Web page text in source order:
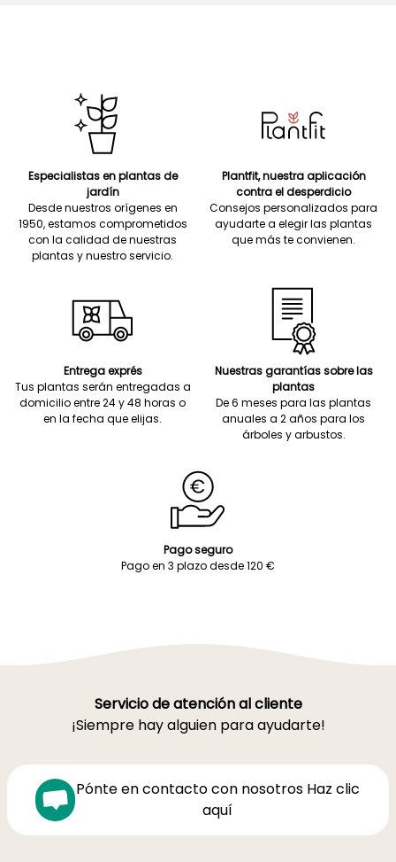
Especialistas en plantas de
jardín
Desde nuestros orígenes en
1950, estamos comprometidos
con la calidad de nuestras
plantas y nuestro servicio.
Plantfit, nuestra aplicación
contra el desperdicio
Consejos personalizados para
ayudarte a elegir las plantas
que más te convienen.
Entrega exprés
Tus plantas serán entregadas a
domicilio entre 24 y 48 horas o
en la fecha que elijas.
Nuestras garantías sobre las
plantas
De 6 meses para las plantas
anuales a 2 años para los
árboles y arbustos.
Pago seguro
Pago en 3 plazo desde 120 €
Servicio de atención al cliente
¡Siempre hay alguien para ayudarte!
Pónte en contacto con nosotros Haz clic
aquí